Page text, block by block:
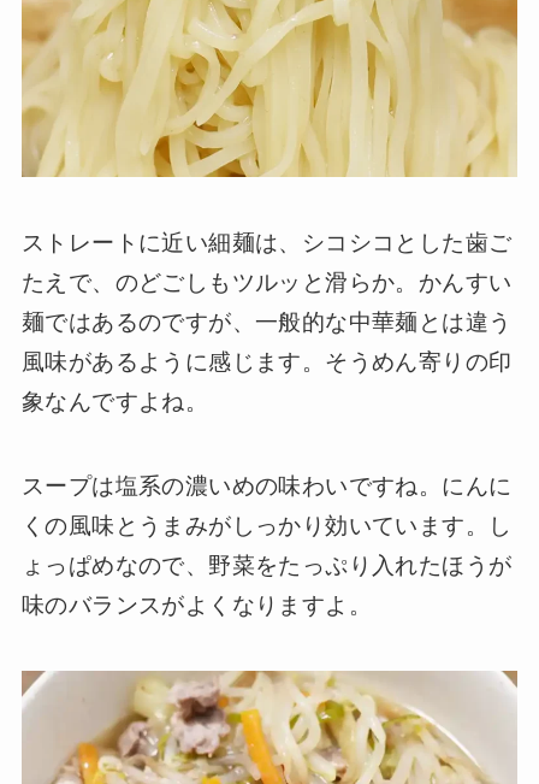
ストレートに近い細麺は、シコシコとした歯ご
たえで、のどごしもツルッと滑らか。かんすい
麺ではあるのですが、一般的な中華麺とは違う
風味があるように感じます。そうめん寄りの印
象なんですよね。
スープは塩系の濃いめの味わいですね。にんに
くの風味とうまみがしっかり効いています。し
ょっぱめなので、野菜をたっぷり入れたほうが
味のバランスがよくなりますよ。